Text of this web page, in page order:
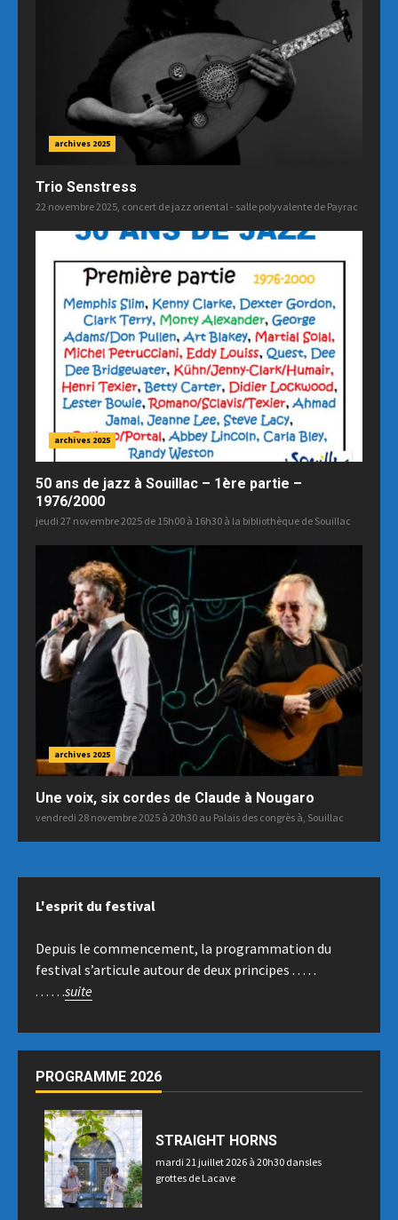
archives 2025
Trio Senstress
22 novembre 2025, concert de jazz oriental - salle polyvalente de Payrac
archives 2025
50 ans de jazz à Souillac – 1ère partie –
1976/2000
jeudi 27 novembre 2025 de 15h00 à 16h30 à la bibliothèque de Souillac
archives 2025
Une voix, six cordes de Claude à Nougaro
vendredi 28 novembre 2025 à 20h30 au Palais des congrès à, Souillac
L'esprit du festival
Depuis le commencement, la programmation du
festival s’articule autour de deux principes . . . . .
. . . . . .suite
PROGRAMME 2026
STRAIGHT HORNS
mardi 21 juillet 2026 à 20h30 dansles
grottes de Lacave